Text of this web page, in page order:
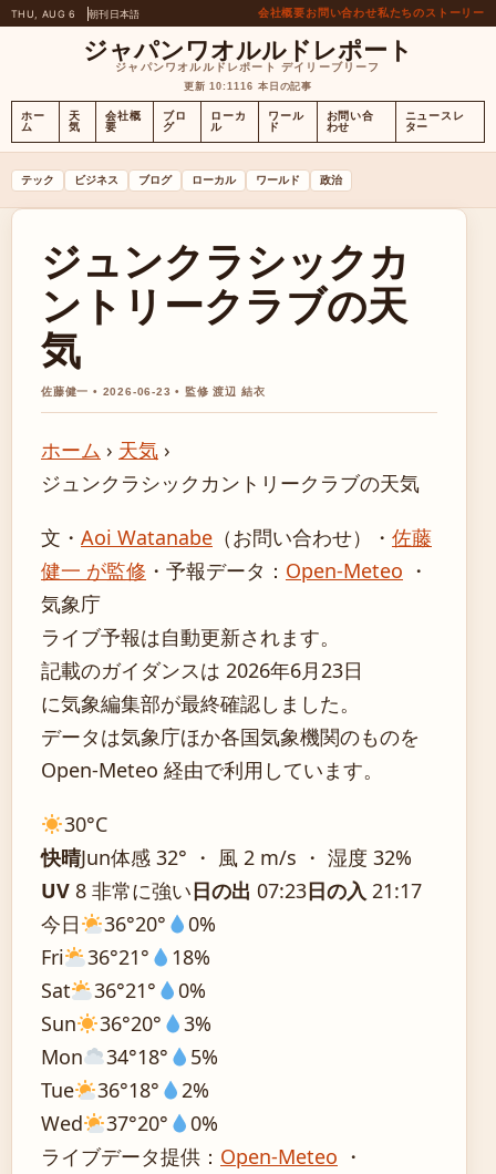
THU, AUG 6 朝刊日本語 会社概要お問い合わせ私たちのストーリー
ジャパンワオルルドレポート
ジャパンワオルルドレポート デイリーブリーフ
更新 10:1116 本日の記事
ホー
ム
天
気
会社概
要
ブロ
グ
ローカ
ル
ワール
ド
お問い合
わせ
ニュースレ
ター
テック ビジネス ブログ ローカル ワールド 政治
ジュンクラシックカ
ントリークラブの天
気
佐藤健一 • 2026-06-23 • 監修 渡辺 結衣
ホーム › 天気 ›
ジュンクラシックカントリークラブの天気
文・ Aoi Watanabe （お問い合わせ） ・ 佐藤
健一 が監修 ・ 予報データ： Open-Meteo ・
気象庁
ライブ予報は自動更新されます。
記載のガイダンスは 2026年6月23日
に気象編集部が最終確認しました。
データは気象庁ほか各国気象機関のものを
Open-Meteo 経由で利用しています。
30°C
快晴Jun体感 32° ・ 風 2 m/s ・ 湿度 32%
UV 8 非常に強い日の出 07:23日の入 21:17
今日
36°20°
0%
Fri
36°21°
18%
Sat
36°21°
0%
Sun
36°20°
3%
Mon
34°18°
5%
Tue
36°18°
2%
Wed
37°20°
0%
ライブデータ提供： Open-Meteo ・